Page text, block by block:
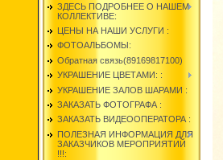
ЗДЕСЬ ПОДРОБНЕЕ О НАШЕМ
КОЛЛЕКТИВЕ:
ЦЕНЫ НА НАШИ УСЛУГИ :
ФОТОАЛЬБОМЫ:
Обратная связь(89169817100)
УКРАШЕНИЕ ЦВЕТАМИ: :
УКРАШЕНИЕ ЗАЛОВ ШАРАМИ :
ЗАКАЗАТЬ ФОТОГРАФА :
ЗАКАЗАТЬ ВИДЕООПЕРАТОРА :
ПОЛЕЗНАЯ ИНФОРМАЦИЯ ДЛЯ
ЗАКАЗЧИКОВ МЕРОПРИЯТИЙ
!!!: